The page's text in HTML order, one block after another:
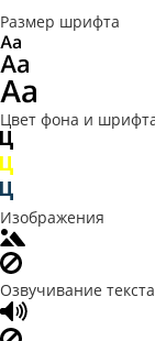
Размер шрифта
Цвет фона и
Изображения
Озвучивание текста